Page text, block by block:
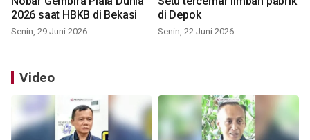
2026 saat HBKB di Bekasi
Senin, 29 Juni 2026
di Depok
Senin, 22 Juni 2026
Video